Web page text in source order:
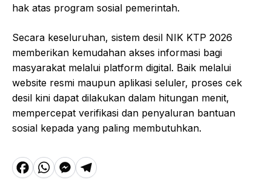
hak atas program sosial pemerintah.
Secara keseluruhan, sistem desil NIK KTP 2026
memberikan kemudahan akses informasi bagi
masyarakat melalui platform digital. Baik melalui
website resmi maupun aplikasi seluler, proses cek
desil kini dapat dilakukan dalam hitungan menit,
mempercepat verifikasi dan penyaluran bantuan
sosial kepada yang paling membutuhkan.
F WMT